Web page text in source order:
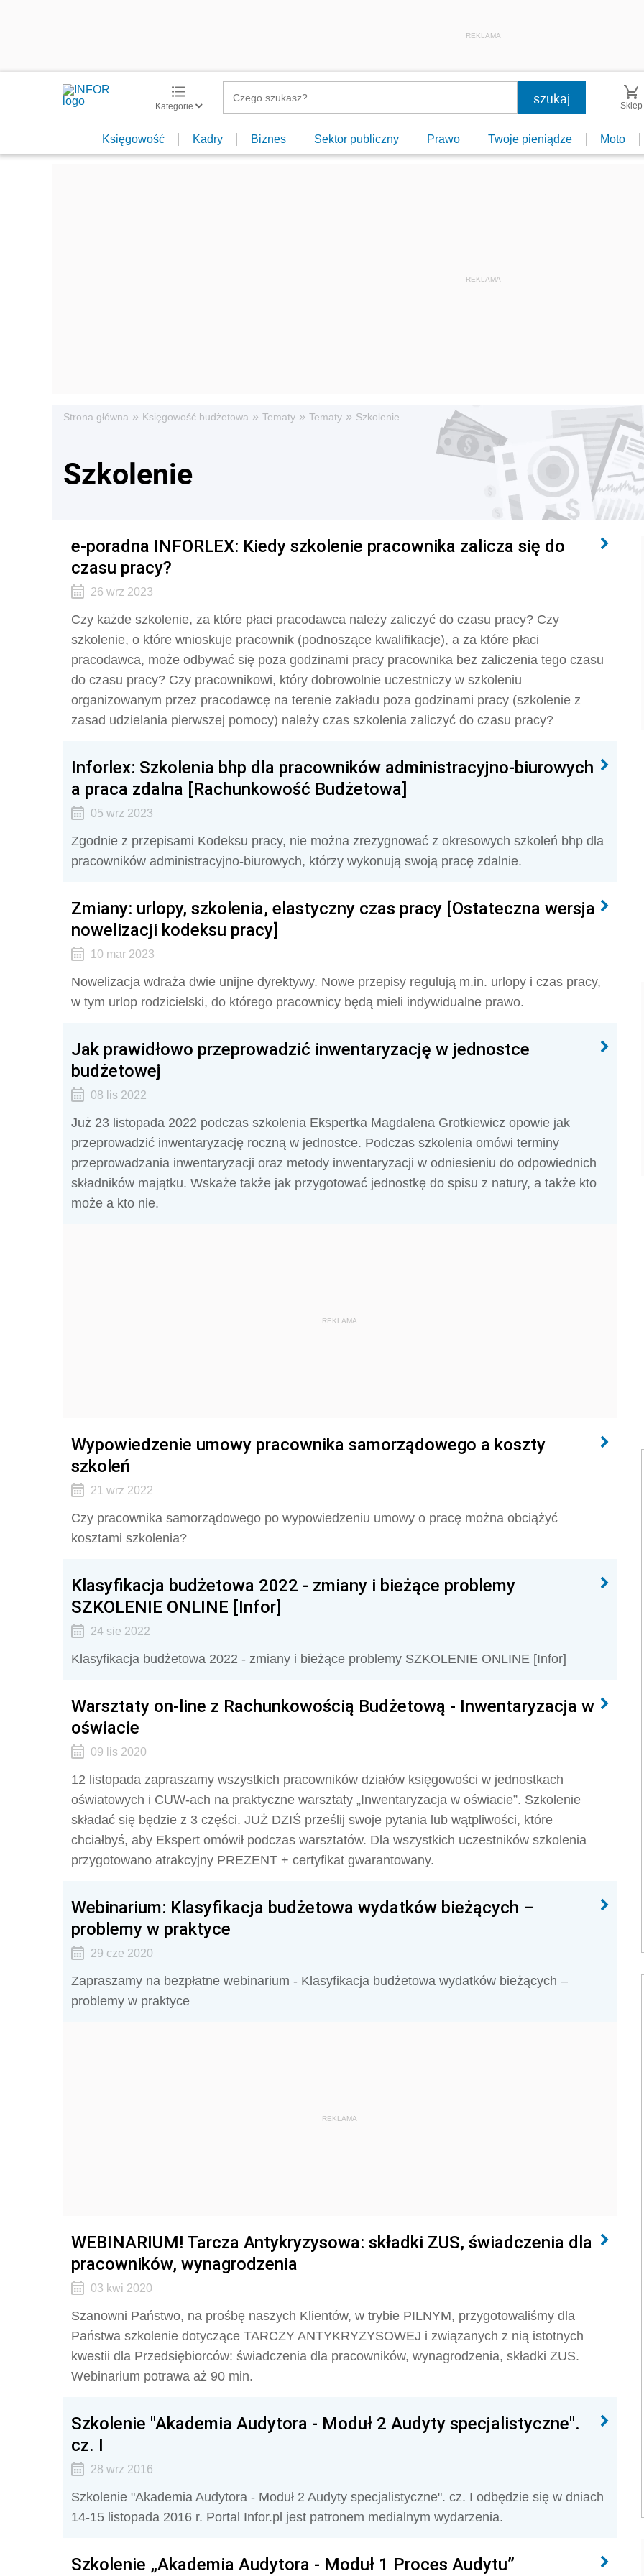
REKLAMA
Kategorie Sklep
Księgowość Kadry Biznes Sektor publiczny Prawo Twoje pieniądze Moto
Strona główna » Księgowość budżetowa » Tematy » Tematy » Szkolenie
Szkolenie
e-poradna INFORLEX: Kiedy szkolenie pracownika zalicza się do
czasu pracy?
26 wrz 2023
Czy każde szkolenie, za które płaci pracodawca należy zaliczyć do czasu pracy? Czy
szkolenie, o które wnioskuje pracownik (podnoszące kwalifikacje), a za które płaci
pracodawca, może odbywać się poza godzinami pracy pracownika bez zaliczenia tego czasu
do czasu pracy? Czy pracownikowi, który dobrowolnie uczestniczy w szkoleniu
organizowanym przez pracodawcę na terenie zakładu poza godzinami pracy (szkolenie z
zasad udzielania pierwszej pomocy) należy czas szkolenia zaliczyć do czasu pracy?
Inforlex: Szkolenia bhp dla pracowników administracyjno-biurowych
a praca zdalna [Rachunkowość Budżetowa]
05 wrz 2023
Zgodnie z przepisami Kodeksu pracy, nie można zrezygnować z okresowych szkoleń bhp dla
pracowników administracyjno-biurowych, którzy wykonują swoją pracę zdalnie.
Zmiany: urlopy, szkolenia, elastyczny czas pracy [Ostateczna wersja
nowelizacji kodeksu pracy]
10 mar 2023
Nowelizacja wdraża dwie unijne dyrektywy. Nowe przepisy regulują m.in. urlopy i czas pracy,
w tym urlop rodzicielski, do którego pracownicy będą mieli indywidualne prawo.
Jak prawidłowo przeprowadzić inwentaryzację w jednostce
budżetowej
08 lis 2022
Już 23 listopada 2022 podczas szkolenia Ekspertka Magdalena Grotkiewicz opowie jak
przeprowadzić inwentaryzację roczną w jednostce. Podczas szkolenia omówi terminy
przeprowadzania inwentaryzacji oraz metody inwentaryzacji w odniesieniu do odpowiednich
składników majątku. Wskaże także jak przygotować jednostkę do spisu z natury, a także kto
może a kto nie.
REKLAMA
Wypowiedzenie umowy pracownika samorządowego a koszty
szkoleń
21 wrz 2022
Czy pracownika samorządowego po wypowiedzeniu umowy o pracę można obciążyć
kosztami szkolenia?
Klasyfikacja budżetowa 2022 - zmiany i bieżące problemy
SZKOLENIE ONLINE [Infor]
24 sie 2022
Klasyfikacja budżetowa 2022 - zmiany i bieżące problemy SZKOLENIE ONLINE [Infor]
Warsztaty on-line z Rachunkowością Budżetową - Inwentaryzacja w
oświacie
09 lis 2020
12 listopada zapraszamy wszystkich pracowników działów księgowości w jednostkach
oświatowych i CUW-ach na praktyczne warsztaty „Inwentaryzacja w oświacie”. Szkolenie
składać się będzie z 3 części. JUŻ DZIŚ prześlij swoje pytania lub wątpliwości, które
chciałbyś, aby Ekspert omówił podczas warsztatów. Dla wszystkich uczestników szkolenia
przygotowano atrakcyjny PREZENT + certyfikat gwarantowany.
Webinarium: Klasyfikacja budżetowa wydatków bieżących –
problemy w praktyce
29 cze 2020
Zapraszamy na bezpłatne webinarium - Klasyfikacja budżetowa wydatków bieżących –
problemy w praktyce
REKLAMA
WEBINARIUM! Tarcza Antykryzysowa: składki ZUS, świadczenia dla
pracowników, wynagrodzenia
03 kwi 2020
Szanowni Państwo, na prośbę naszych Klientów, w trybie PILNYM, przygotowaliśmy dla
Państwa szkolenie dotyczące TARCZY ANTYKRYZYSOWEJ i związanych z nią istotnych
kwestii dla Przedsiębiorców: świadczenia dla pracowników, wynagrodzenia, składki ZUS.
Webinarium potrawa aż 90 min.
Szkolenie "Akademia Audytora - Moduł 2 Audyty specjalistyczne".
cz. I
28 wrz 2016
Szkolenie "Akademia Audytora - Moduł 2 Audyty specjalistyczne". cz. I odbędzie się w dniach
14-15 listopada 2016 r. Portal Infor.pl jest patronem medialnym wydarzenia.
Szkolenie „Akademia Audytora - Moduł 1 Proces Audytu”